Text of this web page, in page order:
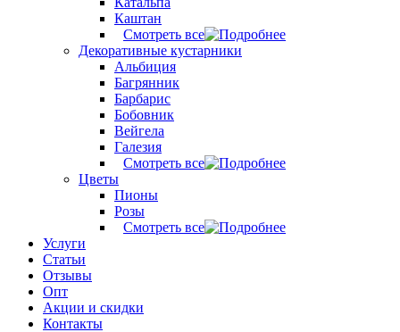
Каштан
Смотреть все
Декоративные кустарники
Альбиция
Багрянник
Барбарис
Бобовник
Вейгела
Галезия
Смотреть все
Цветы
Пионы
Розы
Смотреть все
Услуги
Статьи
Отзывы
Опт
Акции и скидки
Контакты